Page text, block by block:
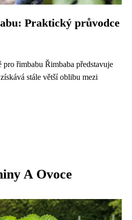
Praktický průvodce
řimbabu Řimbaba představuje
stále větší oblibu mezi
A Ovoce